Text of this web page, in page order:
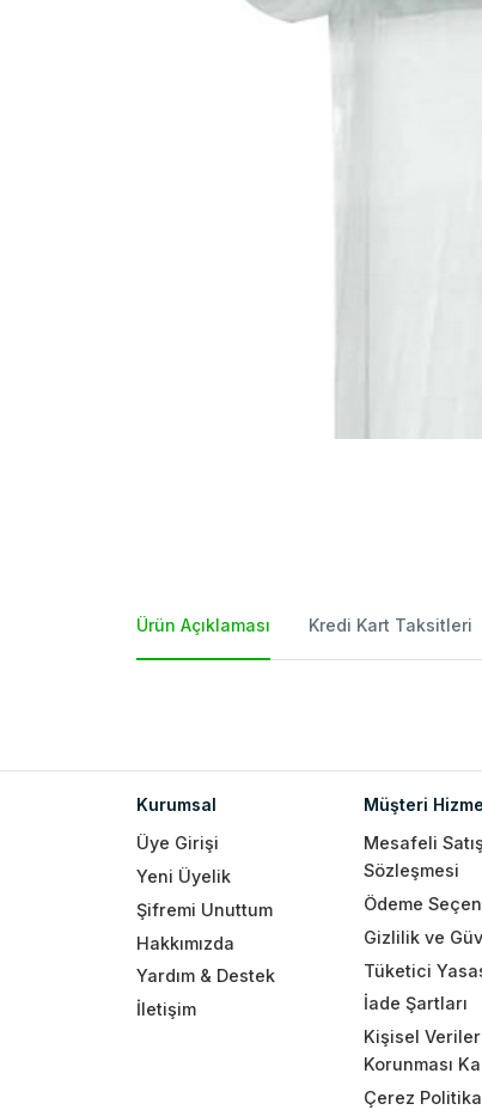
Ürün Açıklaması Kredi Kart Taksitleri
Kurumsal
Üye Girişi
Yeni Üyelik
Şifremi Unuttum
Hakkımızda
Yardım & Destek
İletişim
Müşteri
Mesafeli Satış
Sözleşmesi
Ödeme
Gizlilik ve
Tüketici
İade Şartları
Kişisel
Korunması
Çerez